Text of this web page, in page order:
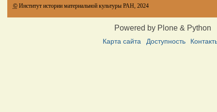
© Институт истории материальной культуры РАН, 2024
Powered by Plone & Python
Карта сайта Доступность